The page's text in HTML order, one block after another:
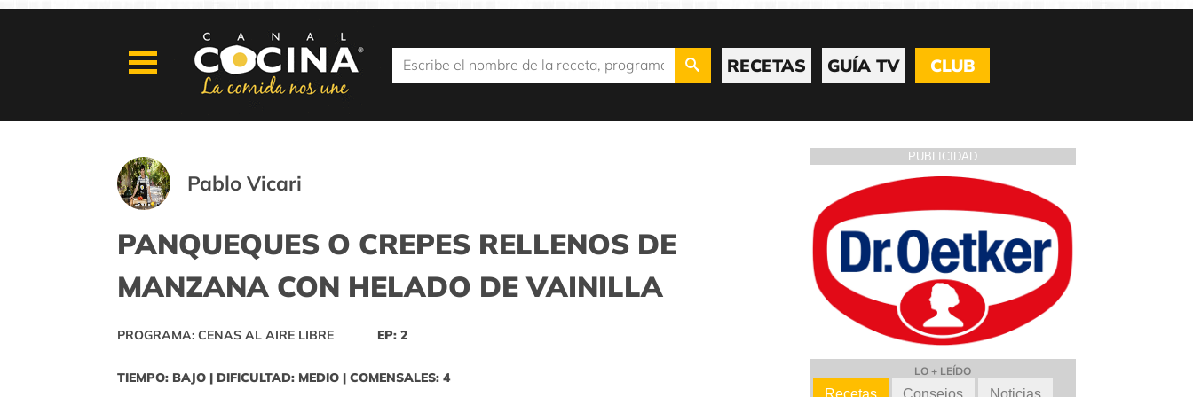
RECETAS GUÍA TV CLUB
Pablo Vicari
PANQUEQUES O CREPES RELLENOS DE
MANZANA CON HELADO DE VAINILLA
PROGRAMA: CENAS AL AIRE LIBRE EP: 2
TIEMPO: BAJO | DIFICULTAD: MEDIO | COMENSALES: 4
PUBLICIDAD
LO + LEÍDO